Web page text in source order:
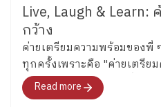
Live, Laugh &
กว้าง
ค่ายเตรียมความพร้อมของพี่
ทุกครั้งเพราะคือ "ค่ายเตรีย
สุดท้าย"สำหรับอนาคตที่พวกเ
จะพาทุกคนไปสำรวจอารมณ์
Read more